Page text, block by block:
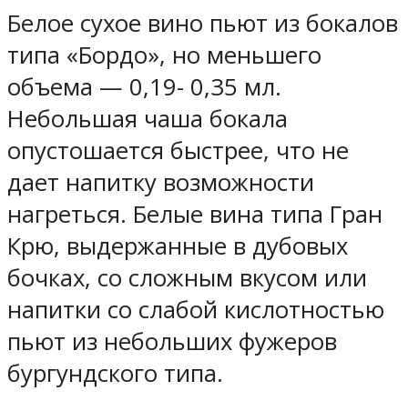
Белое сухое вино пьют из бокалов
типа «Бордо», но меньшего
объема — 0,19- 0,35 мл.
Небольшая чаша бокала
опустошается быстрее, что не
дает напитку возможности
нагреться. Белые вина типа Гран
Крю, выдержанные в дубовых
бочках, со сложным вкусом или
напитки со слабой кислотностью
пьют из небольших фужеров
бургундского типа.